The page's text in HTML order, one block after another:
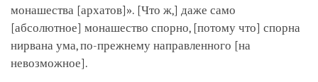
монашества [архатов]». [Что ж,] даже само
[абсолютное] монашество спорно, [потому что] спорна
нирвана ума, по-прежнему направленного [на
невозможное].